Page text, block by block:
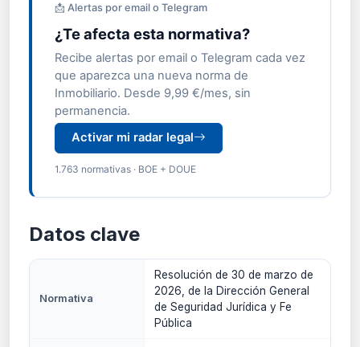
📩 Alertas por email o Telegram
¿Te afecta esta normativa?
Recibe alertas por email o Telegram cada vez
que aparezca una nueva norma de
Inmobiliario. Desde 9,99 €/mes, sin
permanencia.
Activar mi radar legal
1.763 normativas · BOE + DOUE
Datos clave
Normativa
Resolución de 30 de marzo de
2026, de la Dirección General
de Seguridad Jurídica y Fe
Pública